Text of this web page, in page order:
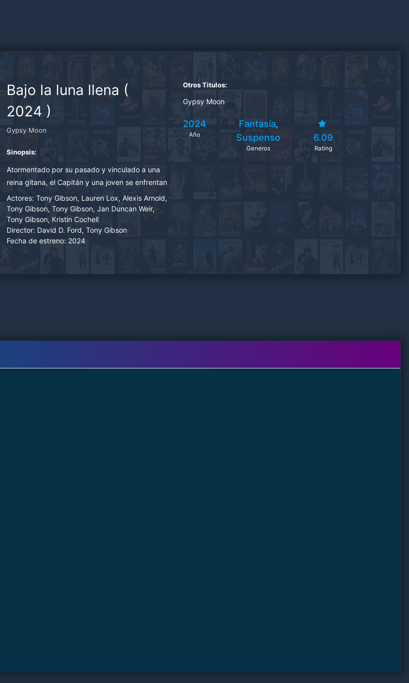
Bajo la luna llena (
2024 )
Gypsy Moon
Sinopsis:
Atormentado por su pasado y vinculado a una
reina gitana, el Capitán y una joven se enfrentan
a un peligroso viaje bajo una luna de 500 años,
explorando caminos místicos y descubriendo
verdades sorprendentes.
Actores: Tony Gibson, Lauren Lox, Alexis Arnold,
Tony Gibson, Tony Gibson, Jan Duncan Weir,
Tony Gibson, Kristin Cochell
Director: David D. Ford, Tony Gibson
Fecha de estreno: 2024
Otros Titulos:
Gypsy Moon
2024
Año
Fantasía,
Suspenso
Generos
6.09
Rating